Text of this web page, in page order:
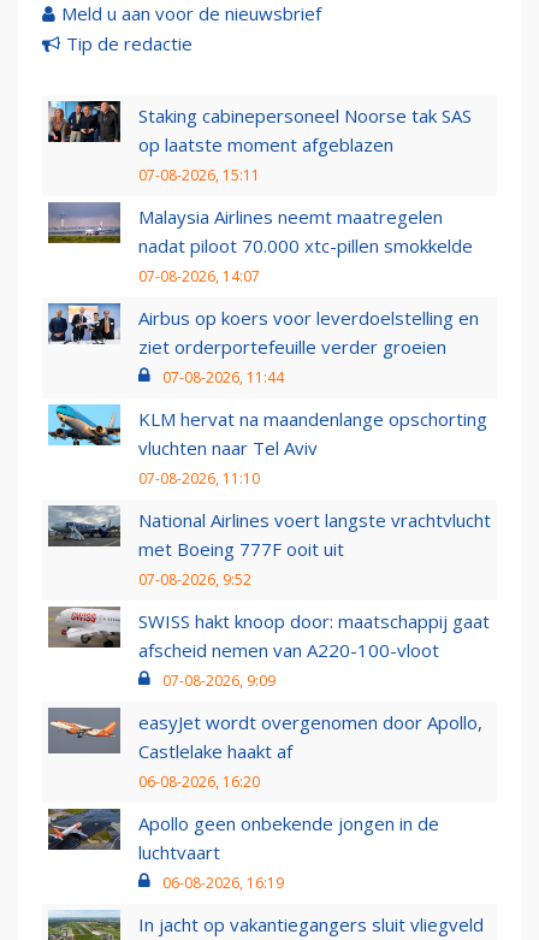
Meld u aan voor de nieuwsbrief
Tip de redactie
Staking cabinepersoneel Noorse tak SAS
op laatste moment afgeblazen
07-08-2026, 15:11
Malaysia Airlines neemt maatregelen
nadat piloot 70.000 xtc-pillen smokkelde
07-08-2026, 14:07
Airbus op koers voor leverdoelstelling en
ziet orderportefeuille verder groeien
07-08-2026, 11:44
KLM hervat na maandenlange opschorting
vluchten naar Tel Aviv
07-08-2026, 11:10
National Airlines voert langste vrachtvlucht
met Boeing 777F ooit uit
07-08-2026, 9:52
SWISS hakt knoop door: maatschappij gaat
afscheid nemen van A220-100-vloot
07-08-2026, 9:09
easyJet wordt overgenomen door Apollo,
Castlelake haakt af
06-08-2026, 16:20
Apollo geen onbekende jongen in de
luchtvaart
06-08-2026, 16:19
In jacht op vakantiegangers sluit vliegveld